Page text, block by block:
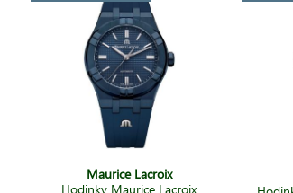
Maurice Lacroix
Hodinky Maurice Lacroix